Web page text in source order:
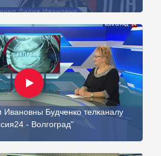
Будченко телканалу
- Волгоград"